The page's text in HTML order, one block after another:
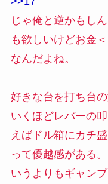
じゃ俺と逆かもし
も欲しいけどお金
なんだよね。
好きな台を打ち台
いくほどレバーの
えばドル箱にカチ
って優越感がある
いうよりもギャン